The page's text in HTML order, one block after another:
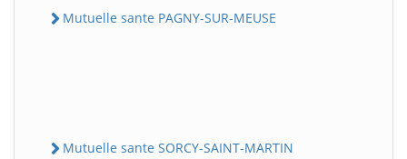
Mutuelle sante PAGNY-SUR-MEUSE
Mutuelle sante SORCY-SAINT-MARTIN